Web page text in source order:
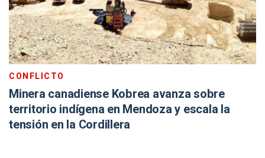
CONFLICTO
Minera canadiense Kobrea avanza sobre
territorio indígena en Mendoza y escala la
tensión en la Cordillera